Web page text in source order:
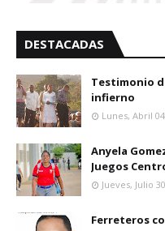
DESTACADAS
Testimonio
infierno
Lunes, Abril
Anyela
Juegos
Jueves, Julio
Ferreteros